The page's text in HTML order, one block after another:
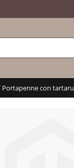
Portapenne con